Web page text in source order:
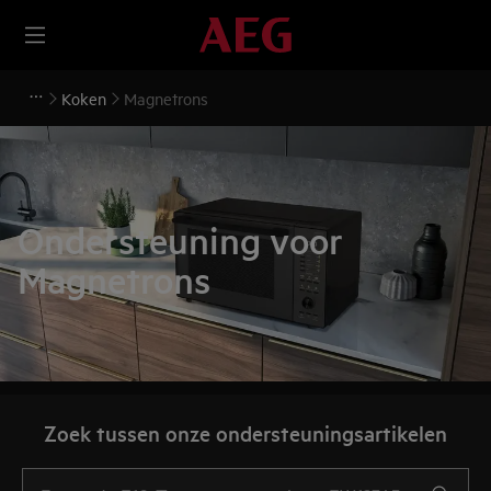
Koken Magnetrons
Ondersteuning voor
Magnetrons
Zoek tussen onze ondersteuningsartikelen